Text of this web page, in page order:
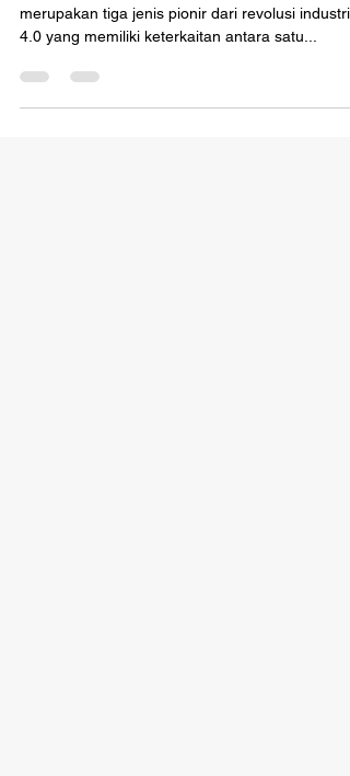
dalam Teknologi IoT
merupakan tiga jenis pionir dari revolusi industri